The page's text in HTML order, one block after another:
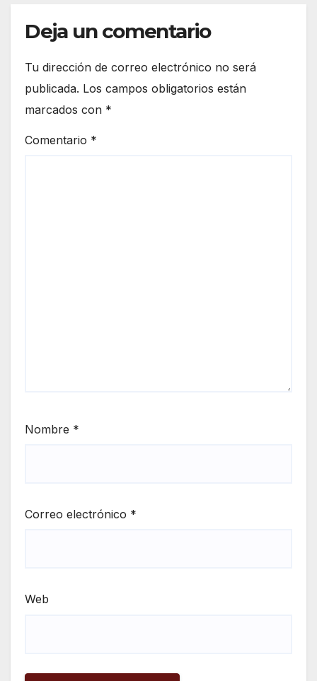
Deja un comentario
Tu dirección de correo electrónico no será
publicada. Los campos obligatorios están
marcados con *
Comentario *
Nombre *
Correo electrónico *
Web